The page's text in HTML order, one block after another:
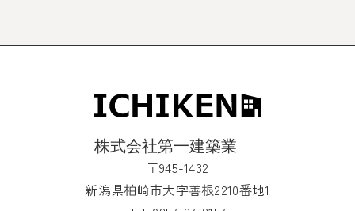
〒945-1432
新潟県柏崎市大字善根2210番地1